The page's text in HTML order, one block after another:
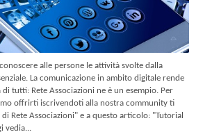
alle persone le attività svolte dalla
La comunicazione in ambito digitale rende
tutti: Rete Associazioni ne è un esempio. Per
offrirti iscrivendoti alla nostra community ti
Rete Associazioni" e a questo articolo: "Tutorial
vedia...